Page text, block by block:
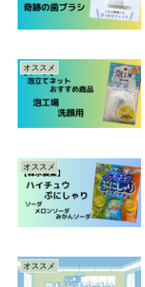
オススメ
オススメ
オススメ